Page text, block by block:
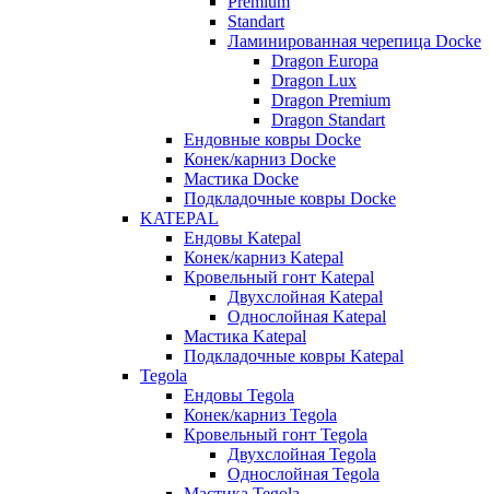
Standart
Ламинированная черепица Docke
Dragon Europa
Dragon Lux
Dragon Premium
Dragon Standart
Ендовные ковры Docke
Конек/карниз Docke
Мастика Docke
Подкладочные ковры Docke
KATEPAL
Ендовы Katepal
Конек/карниз Katepal
Кровельный гонт Katepal
Двухслойная Katepal
Однослойная Katepal
Мастика Katepal
Подкладочные ковры Katepal
Tegola
Ендовы Tegola
Конек/карниз Tegola
Кровельный гонт Tegola
Двухслойная Tegola
Однослойная Tegola